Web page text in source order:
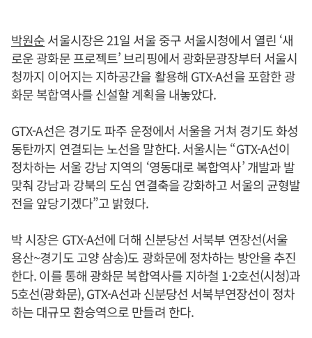
박원순서울시장은 21일 서울 중구 서울시청에서 열린 ‘새
로운 광화문 프로젝트’ 브리핑에서 광화문광장부터 서울시
청까지 이어지는 지하공간을 활용해 GTX-A선을 포함한 광
화문 복합역사를 신설할 계획을 내놓았다.
GTX-A선은 경기도 파주 운정에서 서울을 거쳐 경기도 화성
동탄까지 연결되는 노선을 말한다. 서울시는 “GTX-A선이
정차하는 서울 강남 지역의 ‘영동대로 복합역사’ 개발과 발
맞춰 강남과 강북의 도심 연결축을 강화하고 서울의 균형발
전을 앞당기겠다”고 밝혔다.
박 시장은 GTX-A선에 더해 신분당선 서북부 연장선(서울
용산~경기도 고양 삼송)도 광화문에 정차하는 방안을 추진
한다. 이를 통해 광화문 복합역사를 지하철 1·2호선(시청)과
5호선(광화문), GTX-A선과 신분당선 서북부연장선이 정차
하는 대규모 환승역으로 만들려 한다.